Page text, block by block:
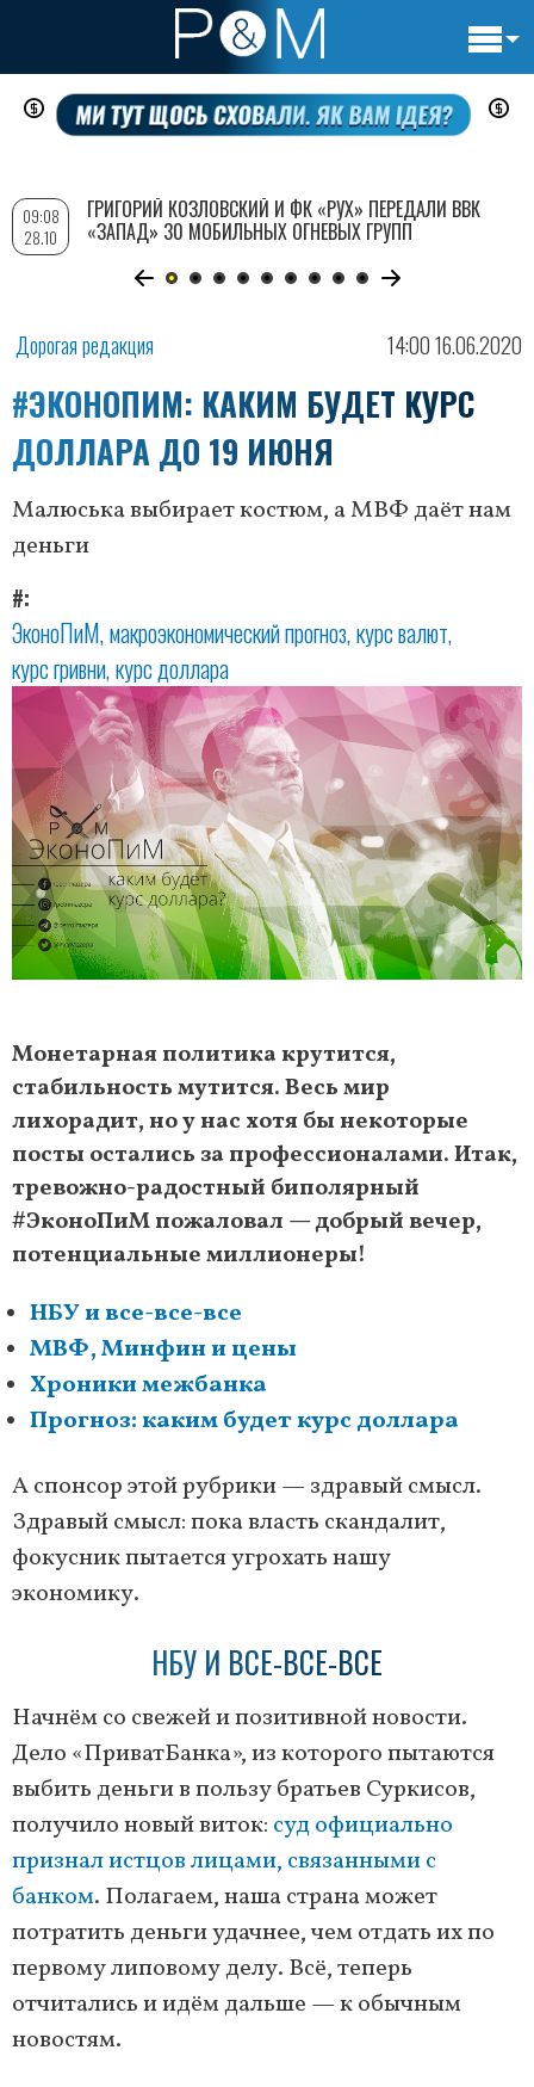
Перейти
содержанию
Дорогая редакция 14:00 16.06.2020
#ЭКОНОПИМ: КАКИМ БУДЕТ КУРС
ДОЛЛАРА ДО 19 ИЮНЯ
Малюська выбирает костюм, а МВФ даёт нам
деньги
#
ЭконоПиМ макроэкономический прогноз курс валют
курс гривни курс доллара
Монетарная политика крутится,
стабильность мутится. Весь мир
лихорадит, но у нас хотя бы некоторые
посты остались за профессионалами. Итак,
тревожно-радостный биполярный
#ЭконоПиМ пожаловал — добрый вечер,
потенциальные миллионеры!
НБУ и все-все-все
МВФ, Минфин и цены
Хроники межбанка
Прогноз: каким будет курс доллара
А спонсор этой рубрики — здравый смысл.
Здравый смысл: пока власть скандалит,
фокусник пытается угрохать нашу
экономику.
НБУ И ВСЕ-ВСЕ-ВСЕ
Начнём со свежей и позитивной новости.
Дело «ПриватБанка», из которого пытаются
выбить деньги в пользу братьев Суркисов,
получило новый виток: суд официально
признал истцов лицами, связанными с
банком. Полагаем, наша страна может
потратить деньги удачнее, чем отдать их по
первому липовому делу. Всё, теперь
отчитались и идём дальше — к обычным
новостям.
09:08
28.10
ГРИГОРИЙ КОЗЛОВСКИЙ И ФК «РУХ» ПЕРЕДАЛИ ВВК
«ЗАПАД» 30 МОБИЛЬНЫХ ОГНЕВЫХ ГРУПП